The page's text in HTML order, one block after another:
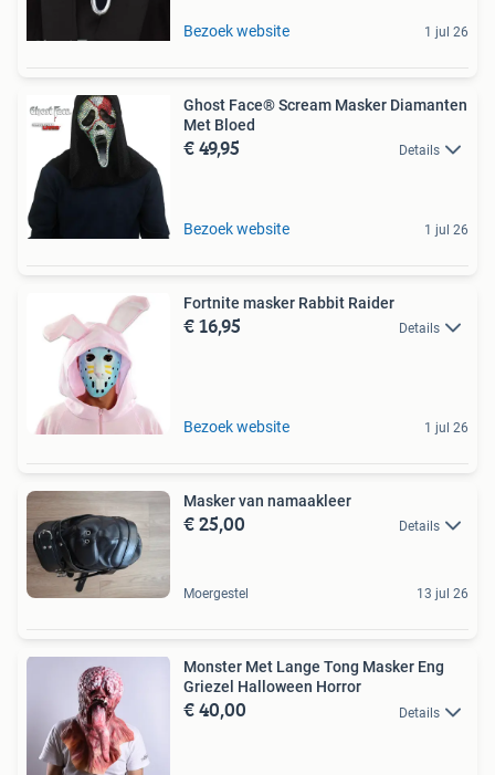
Bezoek website 1 jul 26
Ghost Face® Scream Masker Diamanten
Met Bloed
€ 49,95 Details
Bezoek website 1 jul 26
Fortnite masker Rabbit Raider
€ 16,95 Details
Bezoek website 1 jul 26
Masker van namaakleer
€ 25,00 Details
Moergestel 13 jul 26
Monster Met Lange Tong Masker Eng
Griezel Halloween Horror
€ 40,00 Details